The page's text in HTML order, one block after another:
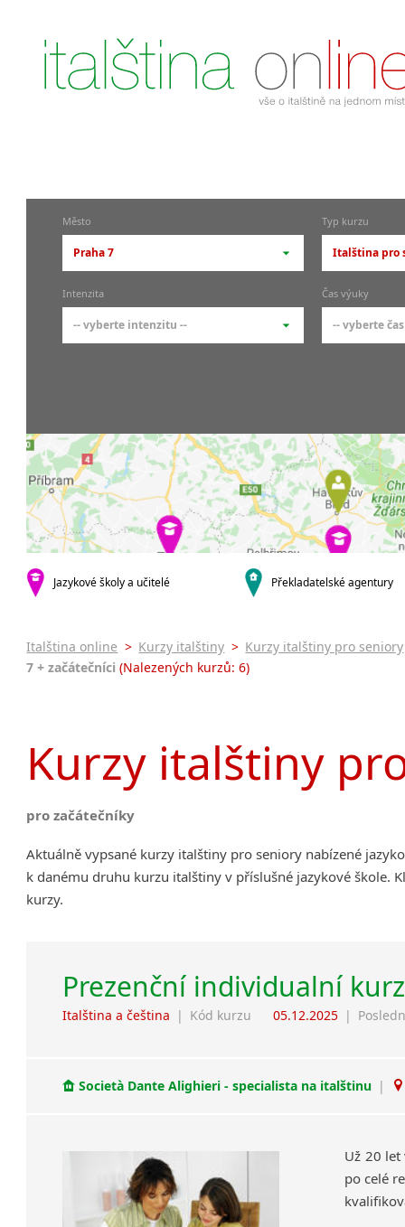
Město
Praha 7
-- vyberte město --
pražské městské části
Praha 7
Praha 9
Praha 10
krajská města
Brno
Plzeň
malá města podle abecedy
Typ kurzu
Italština pro
-- vyberte
kurzy s
Online
Letní
Intenzita
-- vyberte intenzitu --
9-14 hodin týdně
20 a více hodin týdně
Čas výuky
-- vyberte
Večerní
Noční
Jazykové školy a učitelé Překladatelské agentury
Italština online > Kurzy italštiny > Kurzy italštiny pro seniory
7 + začátečníci (Nalezených kurzů: 6)
Kurzy italštiny
pro začátečníky
Aktuálně vypsané kurzy italštiny pro seniory nabízené
k danému druhu kurzu italštiny v příslušné jazykové škole.
kurzy.
Prezenční individualní
Italština a čeština | Kód kurzu 05.12.2025 |
Società Dante Alighieri - specialista na italštinu |
Už 20 let
po celé